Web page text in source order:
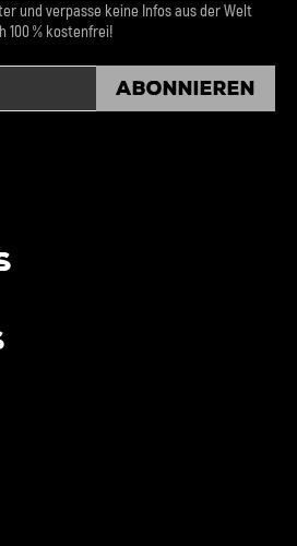
und verpasse keine Infos aus der Welt
100 % kostenfrei!
Abonnieren